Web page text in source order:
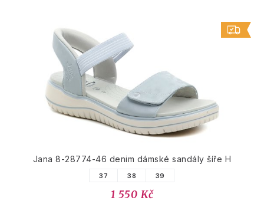
Jana 8-28774-46 denim dámské sandály šíře H
37 38 39
1 550 Kč